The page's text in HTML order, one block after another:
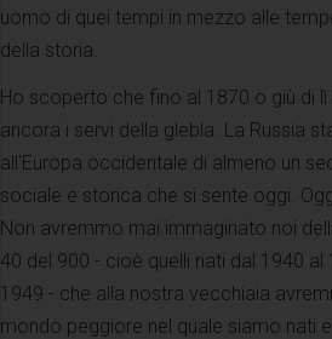
uomo di quei tempi in mezzo alle
della storia.
Ho scoperto che fino al 1870 o giù di lì
ancora i servi della glebla. La Russia
all'Europa occidentale di almeno un
sociale e storica che si sente oggi.
Non avremmo mai immaginato noi
40 del 900 - cioè quelli nati dal 1940
1949 - che alla nostra vecchiaia
mondo peggiore nel quale siamo nati